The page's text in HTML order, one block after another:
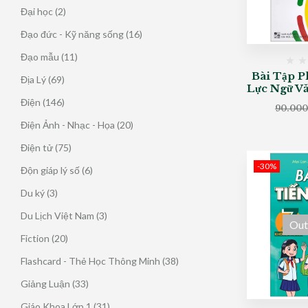
Đại học 22
phẩm
Đạo đức - Kỹ năng sống 1616
Đạo mẫu 1111
Địa Lý 6969
phẩm
Điện 146146
phẩm
Điện Ảnh - Nhạc - Họa 2020
Điện tử 7575
phẩm
Độn giáp lý số 66
Du ký 33
phẩm
Du Lịch Việt Nam 33
Fiction 2020
Flashcard - Thẻ Học Thông Minh 3838
Giảng Luận 3333
31
Bài Tập
Lực Ngữ
-30%